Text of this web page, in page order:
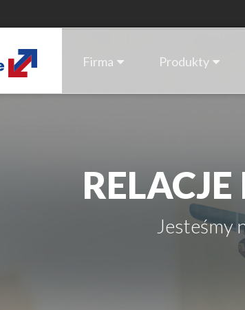
Firma Produkty
Jesteśmy